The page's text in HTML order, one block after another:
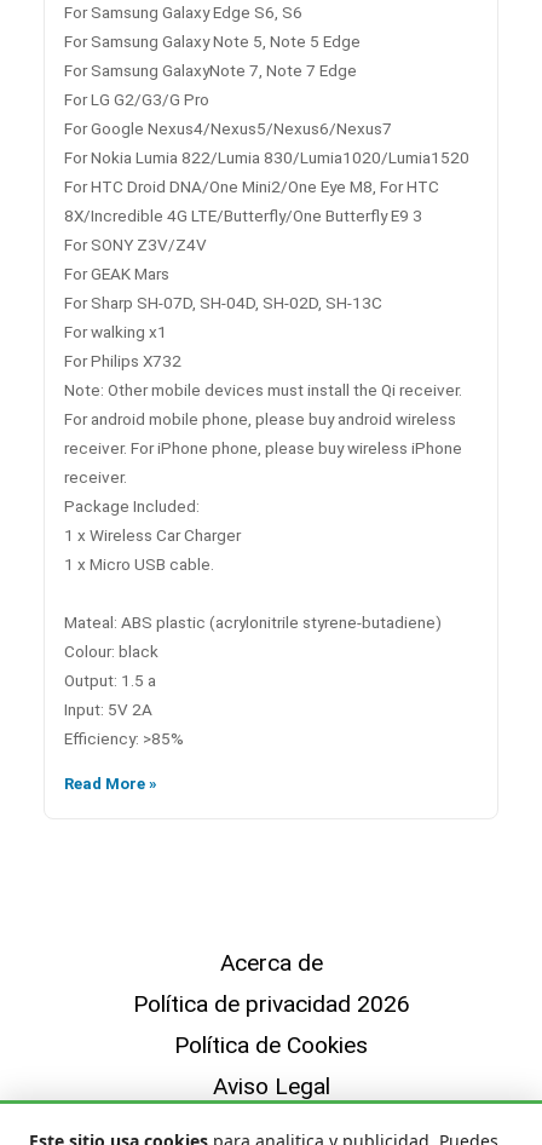
For Samsung Galaxy Edge S6, S6
For Samsung Galaxy Note 5, Note 5 Edge
For Samsung GalaxyNote 7, Note 7 Edge
For LG G2/G3/G Pro
For Google Nexus4/Nexus5/Nexus6/Nexus7
For Nokia Lumia 822/Lumia 830/Lumia1020/Lumia1520
For HTC Droid DNA/One Mini2/One Eye M8, For HTC
8X/Incredible 4G LTE/Butterfly/One Butterfly E9 3
For SONY Z3V/Z4V
For GEAK Mars
For Sharp SH-07D, SH-04D, SH-02D, SH-13C
For walking x1
For Philips X732
Note: Other mobile devices must install the Qi receiver.
For android mobile phone, please buy android wireless
receiver. For iPhone phone, please buy wireless iPhone
receiver.
Package Included:
1 x Wireless Car Charger
1 x Micro USB cable.
Mateal: ABS plastic (acrylonitrile styrene-butadiene)
Colour: black
Output: 1.5 a
Input: 5V 2A
Efficiency: >85%
Read More »
Acerca de
Política de privacidad 2026
Política de Cookies
Aviso Legal
Sobre Nosotros — Quiénes Somos y Cómo